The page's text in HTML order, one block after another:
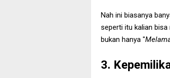
Nah ini biasanya
seperti itu kalian bisa
bukan hanya "
3.